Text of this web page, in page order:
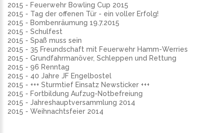
2015 - Feuerwehr Bowling Cup 2015
2015 - Tag der offenen Tür - ein voller Erfolg!
2015 - Bombenräumung 19.7.2015
2015 - Schulfest
2015 - Spaß muss sein
2015 - 35 Freundschaft mit Feuerwehr Hamm-Werries
2015 - Grundfahrmanöver, Schleppen und Rettung
2015 - 96 Renntag
2015 - 40 Jahre JF Engelbostel
2015 - +++ Sturmtief Einsatz Newsticker +++
2015 - Fortbildung Aufzug-Notbefreiung
2015 - Jahreshauptversammlung 2014
2015 - Weihnachtsfeier 2014